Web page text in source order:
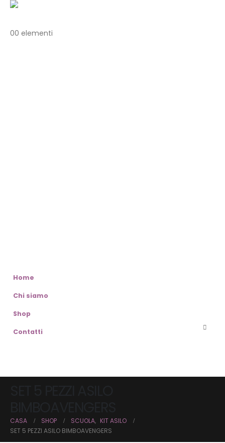
00 elementi
Home
Chi siamo
Shop
Contatti
CASA SHOP SCUOLA, KIT ASILO
SET 5 PEZZI ASILO BIMBOAVENGERS